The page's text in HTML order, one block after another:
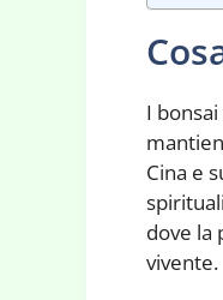
I
Cina e
dove la
vivente.